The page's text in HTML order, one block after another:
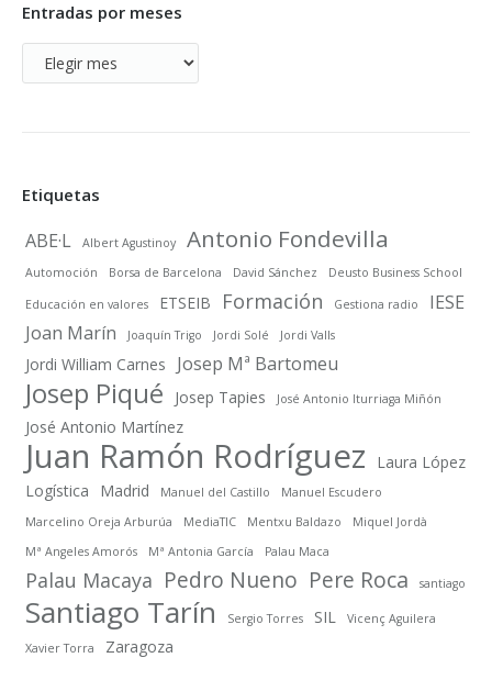
Entradas por meses
Entradas
por
Etiquetas
ABE·L Albert Agustinoy Antonio Fondevilla
Automoción Borsa de Barcelona David Sánchez Deusto Business School
Educación en valores ETSEIB Formación Gestiona radio
IESE
Joan Marín
Joaquín Trigo Jordi Solé Jordi Valls
Jordi William Carnes Josep Mª Bartomeu
Josep Piqué Josep Tapies José Antonio Iturriaga Miñón
José Antonio Martínez
Juan Ramón Rodríguez
Laura López
Logística
Madrid Manuel del Castillo
Manuel Escudero
Marcelino Oreja Arburúa
MediaTIC Mentxu Baldazo
Miquel Jordà
Mª Angeles Amorós
Mª Antonia García Palau Maca
Palau Macaya Pedro Nueno Pere Roca santiago
Santiago Tarín Sergio Torres SIL
Vicenç Aguilera
Xavier Torra
Zaragoza